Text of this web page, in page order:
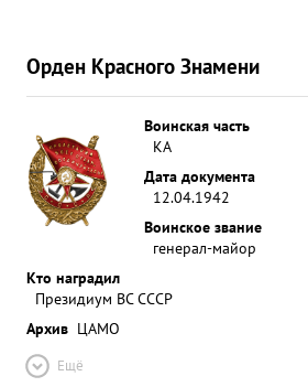
Орден Красного Знамени
Воинская часть
КА
Дата документа
12.04.1942
Воинское звание
генерал-майор
Кто наградил
Президиум ВС СССР
Архив ЦАМО
Ещё